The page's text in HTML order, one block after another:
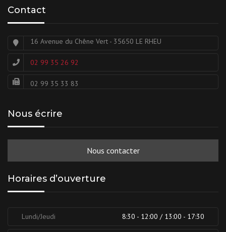
Contact
16 Avenue du Chêne Vert - 35650 LE RHEU
02 99 35 26 92
02 99 35 33 83
Nous écrire
Nous contacter
Horaires d’ouverture
Lundi/Jeudi 8:30 - 12:00 / 13:00 - 17:30